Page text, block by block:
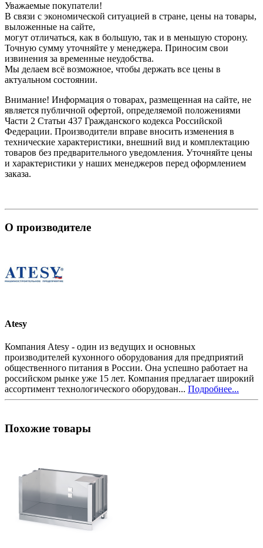
Уважаемые покупатели!
В связи с экономической ситуацией в стране, цены на товары,
выложенные на сайте,
могут отличаться, как в большую, так и в меньшую сторону.
Точную сумму уточняйте у менеджера. Приносим свои
извинения за временные неудобства.
Мы делаем всё возможное, чтобы держать все цены в
актуальном состоянии.
Внимание! Информация о товарах, размещенная на сайте, не
является публичной офертой, определяемой положениями
Части 2 Статьи 437 Гражданского кодекса Российской
Федерации. Производители вправе вносить изменения в
технические характеристики, внешний вид и комплектацию
товаров без предварительного уведомления. Уточняйте цены
и характеристики у наших менеджеров перед оформлением
заказа.
О производителе
Atesy
Компания Atesy - один из ведущих и основных
производителей кухонного оборудования для предприятий
общественного питания в России. Она успешно работает на
российском рынке уже 15 лет. Компания предлагает широкий
ассортимент технологического оборудован... Подробнее...
Похожие товары